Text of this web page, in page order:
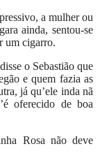
a mulher ou
ainda, sentou-se
um cigarro.
o Sebastião que
e quem fazia as
já qu’ele inda nã
oferecido de boa
Rosa não deve